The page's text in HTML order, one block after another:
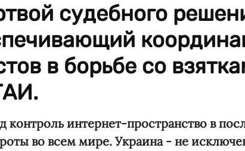
судебного
в борьбе со
контроль интернет-пространство в
во всем мире. Украина - не